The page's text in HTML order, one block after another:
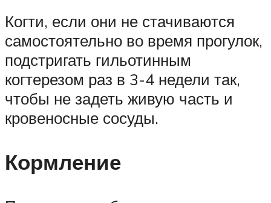
Когти, если они не стачиваются
самостоятельно во время прогулок,
подстригать гильотинным
когтерезом раз в 3-4 недели так,
чтобы не задеть живую часть и
кровеносные сосуды.
Кормление